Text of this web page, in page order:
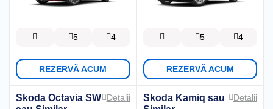
5 4
REZERVĂ ACUM
5 4
REZERVĂ ACUM
Skoda Octavia SW
Detalii Skoda Kamiq sau
Detalii